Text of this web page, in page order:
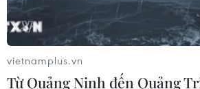
vietnamplus.vn
Từ Quảng Ninh đến Quảng